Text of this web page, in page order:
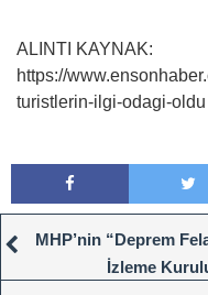
ALINTI KAYNAK:
https://
turistlerin-ilgi-odagi-oldu
MHP’nin “Deprem
İzleme